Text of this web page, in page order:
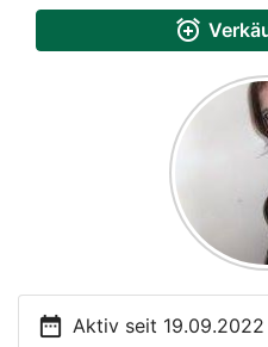
alarm_add
date_range Aktiv seit 19.09.2022